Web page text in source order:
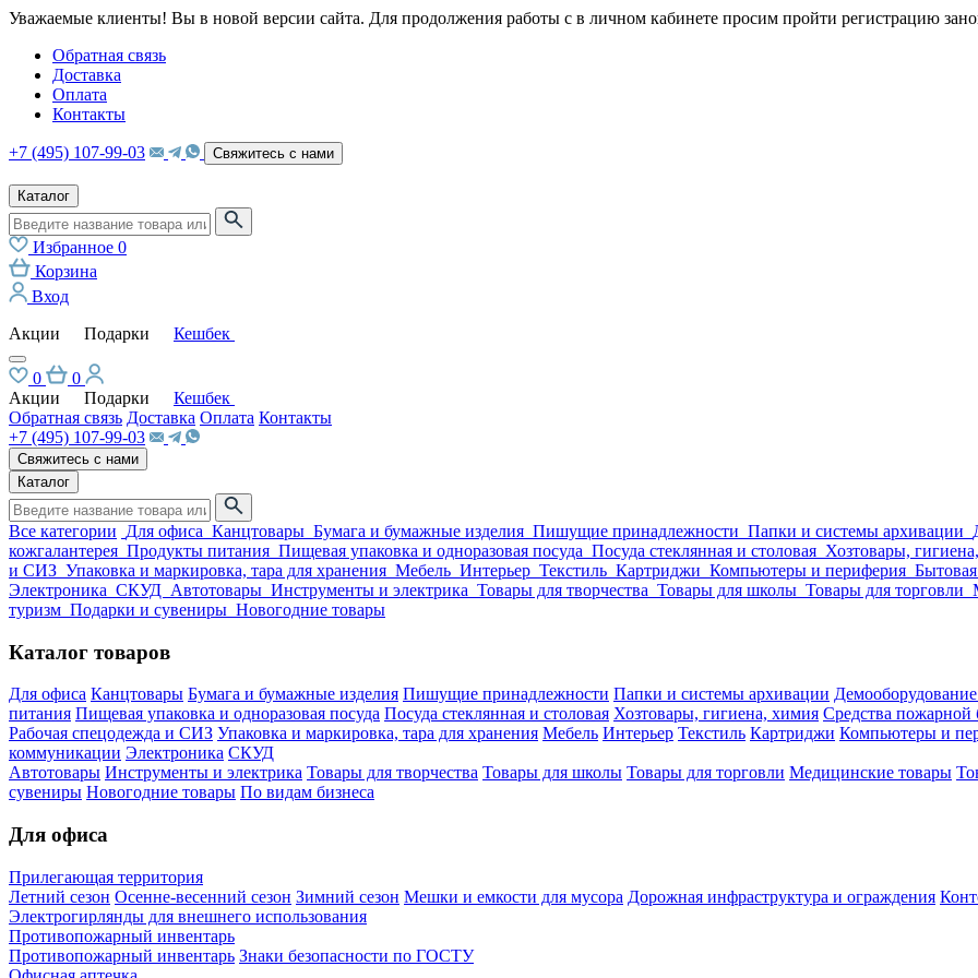
Уважаемые клиенты! Вы в новой версии сайта. Для продолжения работы с в личном кабинете просим пройти регистрацию
Обратная связь
Доставка
Оплата
Контакты
+7 (495) 107-99-03 Свяжитесь с нами
Каталог
Избранное 0
Корзина
Вход
Акции
Подарки Кешбек
0
0
Акции
Подарки
Кешбек
Обратная связь Доставка Оплата Контакты
+7 (495) 107-99-03
Свяжитесь с нами
Каталог
Все категории Для офиса Канцтовары Бумага и бумажные изделия Пишущие принадлежности Папки и системы архивации
кожгалантерея Продукты питания Пищевая упаковка и одноразовая посуда Посуда стеклянная и столовая Хозтовары,
и СИЗ Упаковка и маркировка, тара для хранения Мебель Интерьер Текстиль Картриджи Компьютеры и периферия
Электроника СКУД Автотовары Инструменты и электрика Товары для творчества Товары для школы Товары для торговли
туризм Подарки и сувениры Новогодние товары
Каталог товаров
Для офиса Канцтовары Бумага и бумажные изделия Пишущие принадлежности Папки и системы архивации
питания Пищевая упаковка и одноразовая посуда Посуда стеклянная и столовая Хозтовары, гигиена, химия Средства пожарной
Рабочая спецодежда и СИЗ Упаковка и маркировка, тара для хранения Мебель Интерьер Текстиль Картриджи Компьютеры и
коммуникации Электроника СКУД
Автотовары Инструменты и электрика Товары для творчества Товары для школы Товары для торговли Медицинские товары
сувениры Новогодние товары По видам бизнеса
Для офиса
Прилегающая территория
Летний сезон Осенне-весенний сезон Зимний сезон Мешки и емкости для мусора Дорожная инфраструктура и ограждения
Электрогирлянды для внешнего использования
Противопожарный инвентарь
Противопожарный инвентарь Знаки безопасности по ГОСТУ